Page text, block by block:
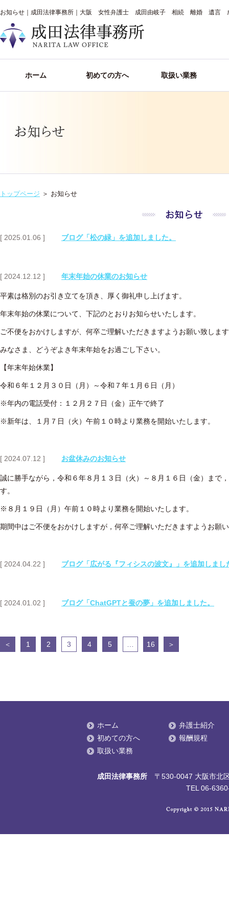
お知らせ｜成田法律事務所｜大阪 女性弁護士 成田由岐子 相続 離婚 遺言 成
ホーム 初めての方へ 取扱い業務
トップページ ＞ お知らせ
[ 2025.01.06 ] ブログ「松の緑」を追加しました。
[ 2024.12.12 ] 年末年始の休業のお知らせ
平素は格別のお引き立てを頂き、厚く御礼申し上げます。
年末年始の休業について、下記のとおりお知らせいたします。
ご不便をおかけしますが、何卒ご理解いただきますようお願い致しま
みなさま、どうぞよき年末年始をお過ごし下さい。
【年末年始休業】
令和６年１２月３０日（月）～令和７年１月６日（月）
※年内の電話受付：１２月２７日（金）正午で終了
※新年は、１月７日（火）午前１０時より業務を開始いたします。
[ 2024.07.12 ] お盆休みのお知らせ
誠に勝手ながら，令和６年８月１３日（火）～８月１６日（金）まで
す。
※８月１９日（月）午前１０時より業務を開始いたします。
期間中はご不便をおかけしますが，何卒ご理解いただきますようお願
[ 2024.04.22 ] ブログ「広がる『フィシスの波文』」を追加しまし
[ 2024.01.02 ] ブログ「ChatGPTと蚕の夢」を追加しました。
稿
＜ 1 2 3 4 5 16 ＞
ホーム
初めての方へ
取扱い業務
弁護士紹介
報酬規程
成田法律事務所〒530-0047 大阪市北区
TEL 06-